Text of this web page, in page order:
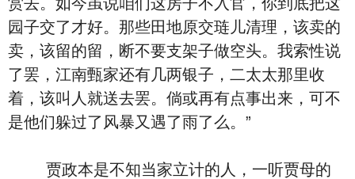
园子交了才好。那些田地原交琏儿清理，该卖的
卖，该留的留，断不要支架子做空头。我索性说
了罢，江南甄家还有几两银子，二太太那里收
着，该叫人就送去罢。倘或再有点事出来，可不
是他们躲过了风暴又遇了雨了么。”
贾政本是不知当家立计的人，一听贾母的